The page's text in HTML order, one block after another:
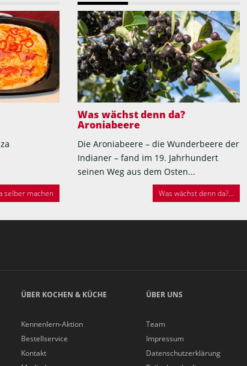
selber machen
Was wächst denn da?
Aroniabeere
Die Aroniabeere – die Wunderbeere der
Indianer – fand im 19. Jahrhundert
seinen Weg aus dem Osten...
Was wächst denn da?...
ÜBER KOCHEN & KÜCHE
Kennenlern-Aktion
Bestellservice
Kontakt
ÜBER UNS
Team
Impressum
Datenschutzerklärung